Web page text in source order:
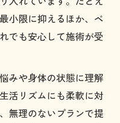
小限に抑えるほか、ベ
でも安心して施術が受
みや身体の状態に理解
活リズムにも柔軟に対
無理のないプランで提